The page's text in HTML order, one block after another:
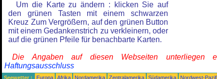
Um die Karte zu ändern : klicken Sie auf
den grünen Tasten mit einem schwarzen
Kreuz Zum Vergrößern, auf den grünen Button
mit einem Gedankenstrich zu verkleinern, oder
auf die grünen Pfeile für benachbarte Karten.
Die Angaben auf diesen Webseiten unterliegen
Haftungsausschluss
Seewetter : Europa Afrika Nordamerika Zentralamerika Südamerika
Nordwest-